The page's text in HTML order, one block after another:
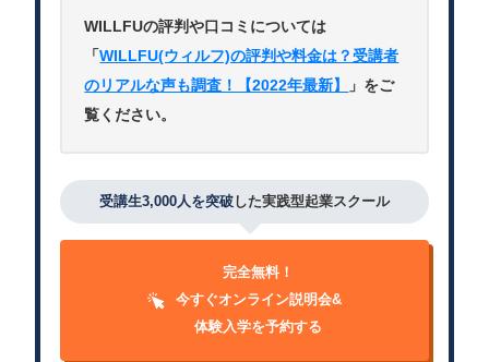
WILLFUの評判や口コミについては
「WILLFU(ウィルフ)の評判や料金は？受講者
のリアルな声も調査！【2022年最新】
」をご
覧ください。
受講生3,000人を突破 した実践型起業スクール
完全無料！
今すぐオンライン説明会&
体験入学を予約する